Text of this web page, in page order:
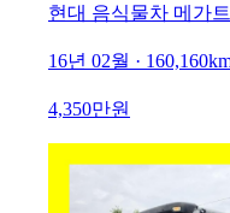
현대 음식물차 메가
16년 02월 ·
4,350만원